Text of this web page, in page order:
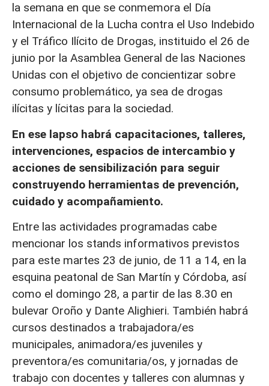
la semana en que se conmemora el Día
Internacional de la Lucha contra el Uso Indebido
y el Tráfico Ilícito de Drogas, instituido el 26 de
junio por la Asamblea General de las Naciones
Unidas con el objetivo de concientizar sobre
consumo problemático, ya sea de drogas
ilícitas y lícitas para la sociedad.
En ese lapso habrá capacitaciones, talleres,
intervenciones, espacios de intercambio y
acciones de sensibilización para seguir
construyendo herramientas de prevención,
cuidado y acompañamiento.
Entre las actividades programadas cabe
mencionar los stands informativos previstos
para este martes 23 de junio, de 11 a 14, en la
esquina peatonal de San Martín y Córdoba, así
como el domingo 28, a partir de las 8.30 en
bulevar Oroño y Dante Alighieri. También habrá
cursos destinados a trabajadora/es
municipales, animadora/es juveniles y
preventora/es comunitaria/os, y jornadas de
trabajo con docentes y talleres con alumnas y